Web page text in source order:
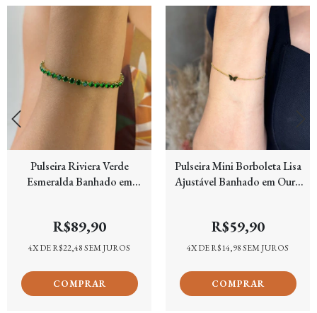
Pulseira Riviera Verde
Esmeralda Banhado em
R$89,90
4X DER$22,48SEM JUROS
Pulseira Mini Borboleta Lisa
Ajustável Banhado em Ouro
R$59,90
4X DER$14,98SEM JUROS